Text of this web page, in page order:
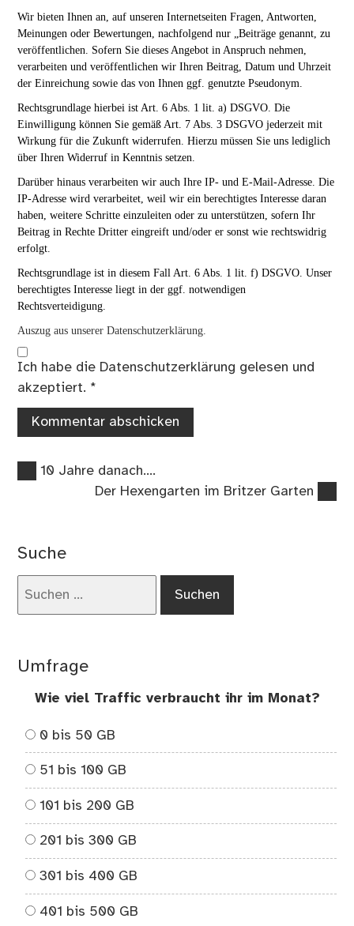
Wir bieten Ihnen an, auf unseren Internetseiten Fragen, Antworten,
Meinungen oder Bewertungen, nachfolgend nur „Beiträge genannt, zu
veröffentlichen. Sofern Sie dieses Angebot in Anspruch nehmen,
verarbeiten und veröffentlichen wir Ihren Beitrag, Datum und Uhrzeit
der Einreichung sowie das von Ihnen ggf. genutzte Pseudonym.
Rechtsgrundlage hierbei ist Art. 6 Abs. 1 lit. a) DSGVO. Die
Einwilligung können Sie gemäß Art. 7 Abs. 3 DSGVO jederzeit mit
Wirkung für die Zukunft widerrufen. Hierzu müssen Sie uns lediglich
über Ihren Widerruf in Kenntnis setzen.
Darüber hinaus verarbeiten wir auch Ihre IP- und E-Mail-Adresse. Die
IP-Adresse wird verarbeitet, weil wir ein berechtigtes Interesse daran
haben, weitere Schritte einzuleiten oder zu unterstützen, sofern Ihr
Beitrag in Rechte Dritter eingreift und/oder er sonst wie rechtswidrig
erfolgt.
Rechtsgrundlage ist in diesem Fall Art. 6 Abs. 1 lit. f) DSGVO. Unser
berechtigtes Interesse liegt in der ggf. notwendigen
Rechtsverteidigung.
Auszug aus unserer Datenschutzerklärung.
Ich habe die Datenschutzerklärung gelesen und
akzeptiert. *
Beitragsnavigation
Vorheriger
10 Jahre danach….
Nächster
Der Hexengarten im Britzer Garten
Suche
Umfrage
Wie viel Traffic verbraucht ihr im Monat?
0 bis 50 GB
51 bis 100 GB
101 bis 200 GB
201 bis 300 GB
301 bis 400 GB
401 bis 500 GB